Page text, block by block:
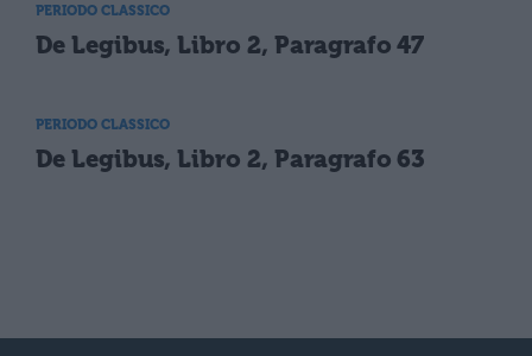
PERIODO CLASSICO
De Legibus, Libro 2, Paragrafo 47
PERIODO CLASSICO
De Legibus, Libro 2, Paragrafo 63